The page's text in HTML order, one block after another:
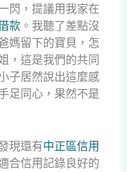
閃，提議用我家在
款。我聽了差點沒
媽留下的寶貝，怎
，這是我們的共同
子居然說出這麼感
足同心，果然不是
現還有中正區信用
合信用記錄良好的